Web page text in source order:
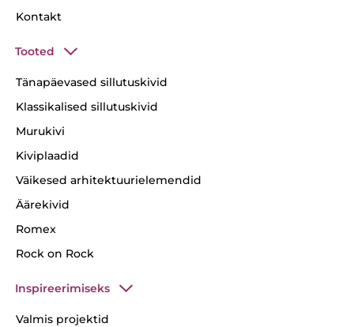
Kontakt
Tooted
Tänapäevased sillutuskivid
Klassikalised sillutuskivid
Murukivi
Kiviplaadid
Väikesed arhitektuurielemendid
Äärekivid
Romex
Rock on Rock
Inspireerimiseks
Valmis projektid